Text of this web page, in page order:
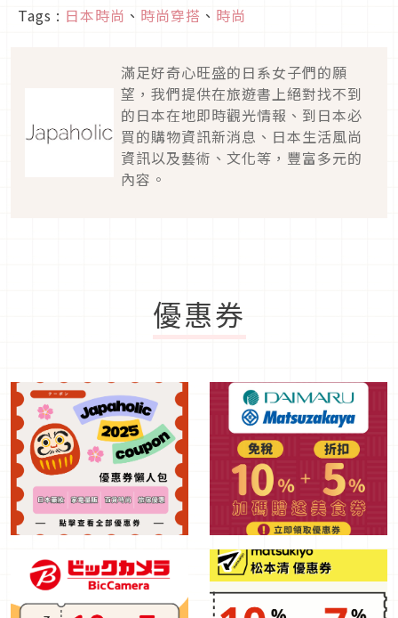
Tags : 日本時尚 、 時尚穿搭 、 時尚
滿足好奇心旺盛的日系女子們的願
望，我們提供在旅遊書上絕對找不到
的日本在地即時觀光情報、到日本必
買的購物資訊新消息、日本生活風尚
資訊以及藝術、文化等，豐富多元的
內容。
優惠券